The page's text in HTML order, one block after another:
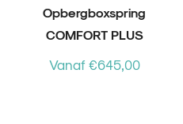
Opbergboxspring
COMFORT PLUS
Vanaf €645,00